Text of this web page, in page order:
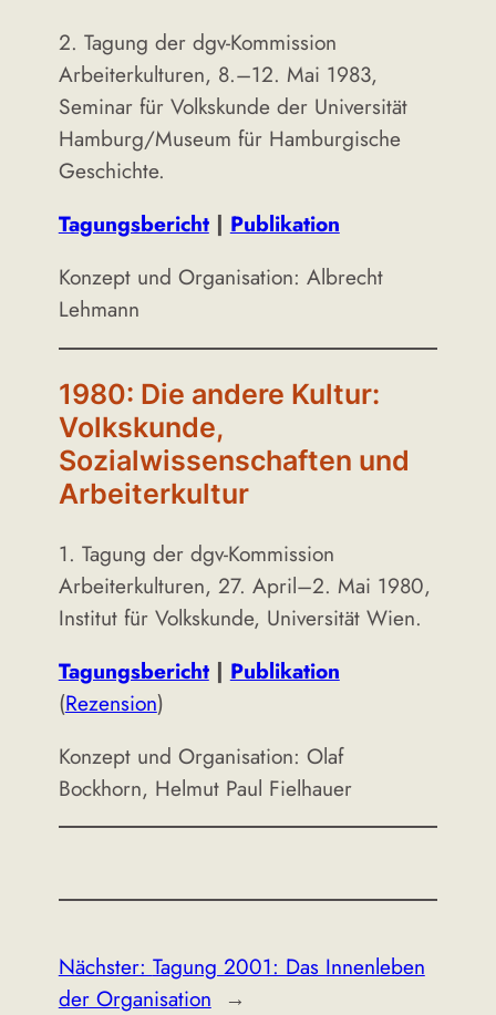
2. Tagung der dgv-Kommission
Arbeiterkulturen, 8.–12. Mai 1983,
Seminar für Volkskunde der Universität
Hamburg/Museum für Hamburgische
Geschichte.
Tagungsbericht| Publikation
Konzept und Organisation: Albrecht
Lehmann
1980: Die andere Kultur:
Volkskunde,
Sozialwissenschaften und
Arbeiterkultur
1. Tagung der dgv-Kommission
Arbeiterkulturen, 27. April–2. Mai 1980,
Institut für Volkskunde, Universität Wien.
Tagungsbericht| Publikation
(Rezension)
Konzept und Organisation: Olaf
Bockhorn, Helmut Paul Fielhauer
Nächster: Tagung 2001: Das Innenleben
der Organisation
→